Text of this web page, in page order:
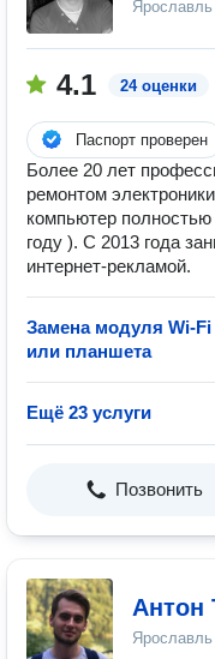
Ярославль
4.1 24 оценки
Паспорт проверен
Более 20 лет
ремонтом
компьютер
году ). С 2013 года
интернет-рекламой.
Замена модуля Wi-
или планшета
Ещё 23 услуги
Позвонить
Антон
Ярославль